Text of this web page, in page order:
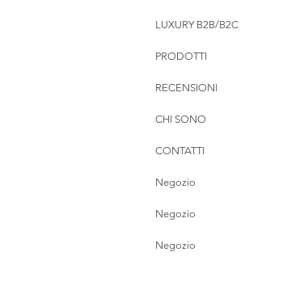
LUXURY B2B/B2C
PRODOTTI
RECENSIONI
CHI SONO
CONTATTI
Negozio
Negozio
Negozio